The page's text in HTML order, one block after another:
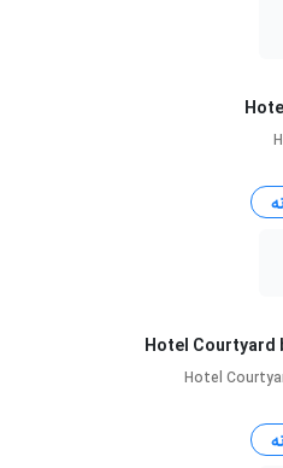
Hotel Courtyard
Hotel